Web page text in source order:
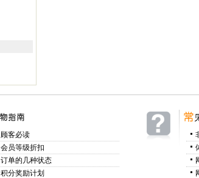
顾客必读
会员等级折扣
订单的几种状态
积分奖励计划